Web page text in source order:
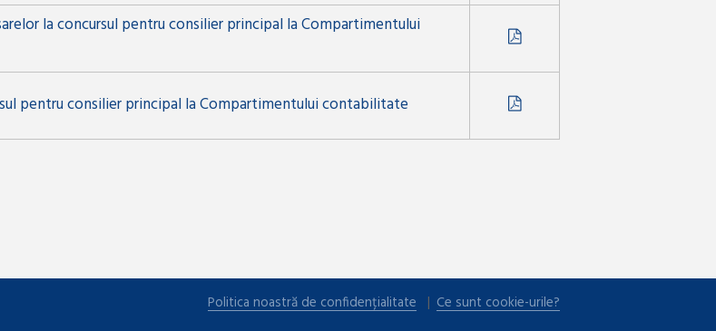
la concursul pentru consilier principal la Compartimentului
pentru consilier principal la Compartimentului contabilitate
Politica noastră de confidențialitate Ce sunt cookie-urile?